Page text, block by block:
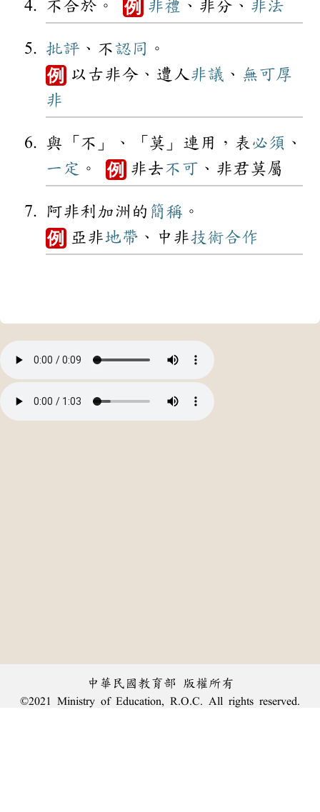
不合於。 例 非禮 、非分、 非法
批評 、不認同 。
例 以古非今、遭人 非議 、 無可厚
非
與「不」、「莫」連用，表 必須 、
一定 。 例 非去不可 、非君莫屬
阿非利加洲的 簡稱 。
例 亞非地帶 、中非技術合作
中華民國教育部 版權所有
©2021 Ministry of Education, R.O.C. All rights reserved.